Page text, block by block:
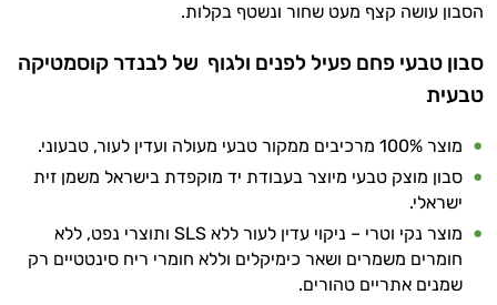
הסבון עושה קצף מעט שחור ונשטף בקלות.
סבון טבעי פחם פעיל לפנים ולגוף של לבנדר קוסמטיקה
טבעית
מוצר 100% מרכיבים ממקור טבעי מעולה ועדין לעור, טבעוני.
סבון מוצק טבעי מיוצר בעבודת יד מוקפדת בישראל משמן זית
ישראלי.
מוצר נקי וטרי – ניקוי עדין לעור ללא SLS ותוצרי נפט, ללא
חומרים משמרים ושאר כימיקלים וללא חומרי ריח סינטטיים רק
שמנים אתריים טהורים.